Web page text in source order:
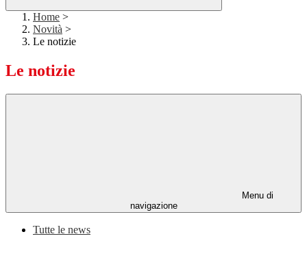
Home >
Novità >
Le notizie
Le notizie
Menu di
navigazione
Tutte le news